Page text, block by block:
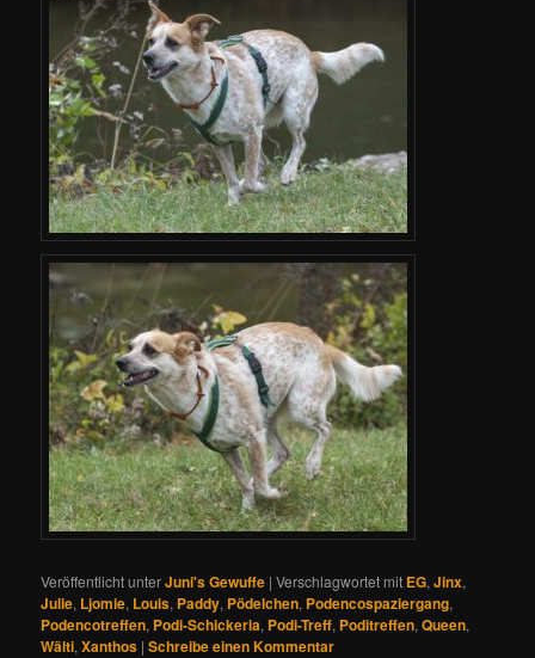
Veröffentlicht unterJuni's Gewuffe |Verschlagwortet mit EG,Jinx,
Julie, Ljomie, Louis, Paddy, Pödelchen, Podencospaziergang,
Podencotreffen, Podi-Schickeria, Podi-Treff, Poditreffen,Queen,
Wälti,Xanthos |Schreibe einen Kommentar